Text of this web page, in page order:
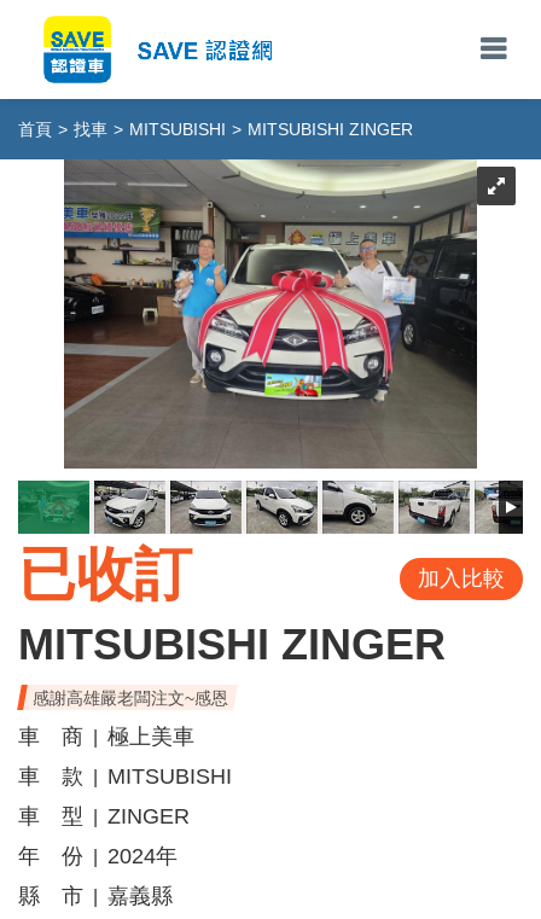
首頁 > 找車 > MITSUBISHI > MITSUBISHI ZINGER
已收訂 加入比較
MITSUBISHI ZINGER
感謝高雄嚴老闆注文~感恩
車 商
極上美車
車 款
MITSUBISHI
車 型
ZINGER
年 份
2024年
縣 市
嘉義縣